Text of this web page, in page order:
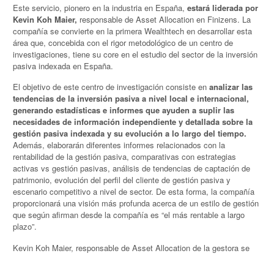
Este servicio, pionero en la industria en España,estará liderada por
Kevin Koh Maier, responsable de Asset Allocation en Finizens. La
compañía se convierte en la primera Wealthtech en desarrollar esta
área que, concebida con el rigor metodológico de un centro de
investigaciones, tiene su core en el estudio del sector de la inversión
pasiva indexada en España.
El objetivo de este centro de investigación consiste enanalizar las
tendencias de la inversión pasiva a nivel local e internacional,
generando estadísticas e informes que ayuden a suplir las
necesidades de información independiente y detallada sobre la
gestión pasiva indexada y su evolución a lo largo del tiempo.
Además, elaborarán diferentes informes relacionados con la
rentabilidad de la gestión pasiva, comparativas con estrategias
activas vs gestión pasivas, análisis de tendencias de captación de
patrimonio, evolución del perfil del cliente de gestión pasiva y
escenario competitivo a nivel de sector. De esta forma, la compañía
proporcionará una visión más profunda acerca de un estilo de gestión
que según afirman desde la compañía es “el más rentable a largo
plazo”.
Kevin Koh Maier, responsable de Asset Allocation de la gestora se